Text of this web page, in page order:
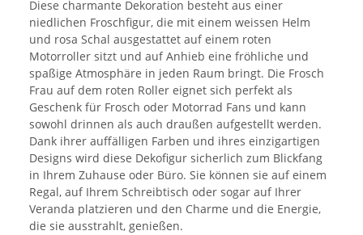
Diese charmante Dekoration besteht aus einer
niedlichen Froschfigur, die mit einem weissen Helm
und rosa Schal ausgestattet auf einem roten
Motorroller sitzt und auf Anhieb eine fröhliche und
spaßige Atmosphäre in jeden Raum bringt. Die Frosch
Frau auf dem roten Roller eignet sich perfekt als
Geschenk für Frosch oder Motorrad Fans und kann
sowohl drinnen als auch draußen aufgestellt werden.
Dank ihrer auffälligen Farben und ihres einzigartigen
Designs wird diese Dekofigur sicherlich zum Blickfang
in Ihrem Zuhause oder Büro. Sie können sie auf einem
Regal, auf Ihrem Schreibtisch oder sogar auf Ihrer
Veranda platzieren und den Charme und die Energie,
die sie ausstrahlt, genießen.